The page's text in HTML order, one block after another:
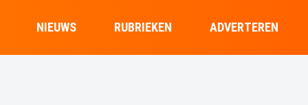
NIEUWS RUBRIEKEN ADVERTEREN